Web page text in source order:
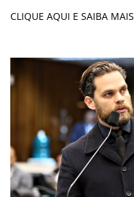
CLIQUE AQUI E SAIBA MAIS